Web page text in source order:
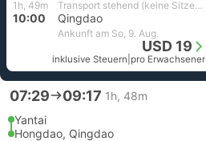
1h, 49m Transport stehend (keine Sitze) | China Railway
10:00 Qingdao
Ankunft am So, 9. Aug.
USD 19
inklusive Steuern pro Erwachsener
07:29 09:17 1h, 48m
Yantai
Hongdao, Qingdao